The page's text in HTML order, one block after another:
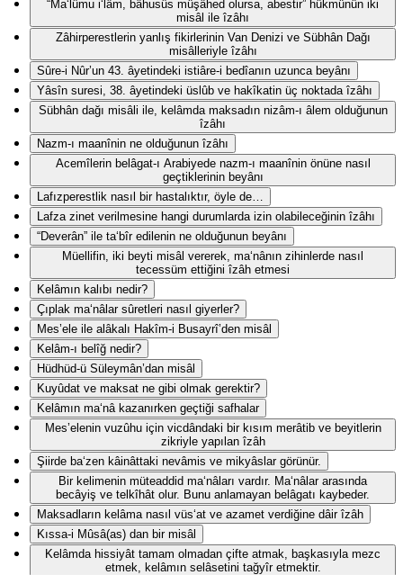
“Ma‘lûmu i‘lâm, bâhusûs müşâhed olursa, abestir” hükmünün iki
misâl ile îzâhı
Zâhirperestlerin yanlış fikirlerinin Van Denizi ve Sübhân Dağı
misâlleriyle îzâhı
Sûre-i Nûr’un 43. âyetindeki istiâre-i bedîanın uzunca beyânı
Yâsîn suresi, 38. âyetindeki üslûb ve hakîkatin üç noktada îzâhı
Sübhân dağı misâli ile, kelâmda maksadın nizâm-ı âlem olduğunun
îzâhı
Nazm-ı maanînin ne olduğunun îzâhı
Acemîlerin belâgat-ı Arabiyede nazm-ı maanînin önüne nasıl
geçtiklerinin beyânı
Lafızperestlik nasıl bir hastalıktır, öyle de…
Lafza zinet verilmesine hangi durumlarda izin olabileceğinin îzâhı
“Deverân” ile ta‘bîr edilenin ne olduğunun beyânı
Müellifin, iki beyti misâl vererek, ma‘nânın zihinlerde nasıl
tecessüm ettiğini îzâh etmesi
Kelâmın kalıbı nedir?
Çıplak ma‘nâlar sûretleri nasıl giyerler?
Mes’ele ile alâkalı Hakîm-i Busayrî’den misâl
Kelâm-ı belîğ nedir?
Hüdhüd-ü Süleymân’dan misâl
Kuyûdat ve maksat ne gibi olmak gerektir?
Kelâmın ma‘nâ kazanırken geçtiği safhalar
Mes’elenin vuzûhu için vicdândaki bir kısım merâtib ve beyitlerin
zikriyle yapılan îzâh
Şiirde ba‘zen kâinâttaki nevâmis ve mikyâslar görünür.
Bir kelimenin müteaddid ma‘nâları vardır. Ma‘nâlar arasında
becâyiş ve telkîhât olur. Bunu anlamayan belâgatı kaybeder.
Maksadların kelâma nasıl vüs‘at ve azamet verdiğine dâir îzâh
Kıssa-i Mûsâ(as) dan bir misâl
Kelâmda hissiyât tamam olmadan çifte atmak, başkasıyla mezc
etmek, kelâmın selâsetini tağyîr etmektir.